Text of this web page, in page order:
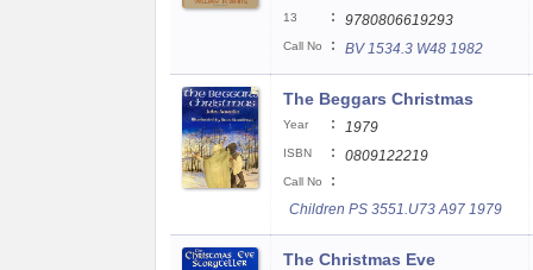
13
: 9780806619293
Call No : BV 1534.3 W48 1982
The Beggars Christmas
Year : 1979
ISBN : 0809122219
Call No
:
Children PS 3551.U73 A97 1979
The Christmas Eve